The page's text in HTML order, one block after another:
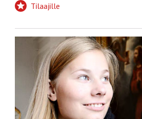
Tilaajille